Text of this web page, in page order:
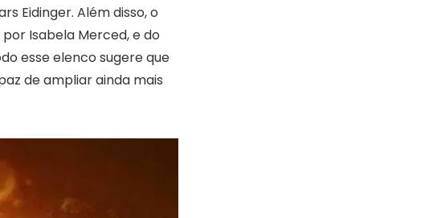
Eidinger. Além disso, o
Isabela Merced, e do
esse elenco sugere que
de ampliar ainda mais